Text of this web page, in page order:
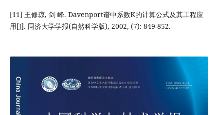
[11] 王修琼, 剑 峰. Davenport谱中系数K的计算公式及其工程应
用[J]. 同济大学学报(自然科学版), 2002, (7): 849-852.